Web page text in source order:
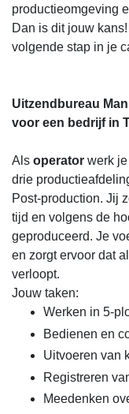
productieomgeving
Dan is dit jouw
volgende stap in je
Uitzendbureau
voor een bedrijf in
Als operator werk
drie
Post-production. Jij
tijd en volgens de
geproduceerd. Je
en zorgt ervoor dat
verloopt.
Jouw taken:
Werken in 5-
Bedienen en
Uitvoeren van
Registreren
Meedenken